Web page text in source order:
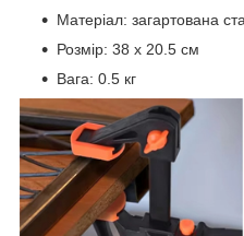
Матеріал: загартована
Розмір: 38 х 20.5 см
Вага: 0.5 кг